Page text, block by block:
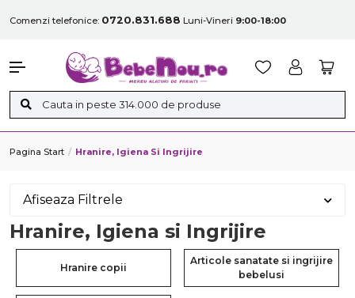
Comenzi telefonice: 0720.831.688 Luni-Vineri 9:00-18:00
Pagina Start Hranire, Igiena Si Ingrijire
Afiseaza Filtrele
Hranire, Igiena si Ingrijire
Hranire copii
Articole sanatate si ingrijire
bebelusi